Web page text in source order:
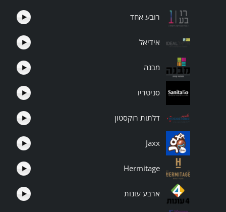
רובע אחד
אידיאל
מבנה
סניטריו
דלתות רוקסטון
Jaxx
Hermitage
ארבע עונות